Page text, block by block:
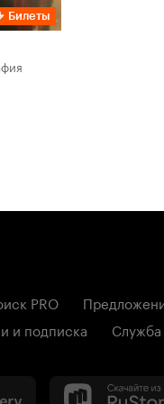
Билеты
PRO
и подписка